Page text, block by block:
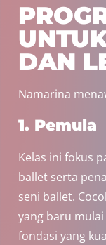
DAN
Namarina
1. Pemula
Kelas ini fokus
ballet serta
seni ballet.
yang baru
fondasi yang